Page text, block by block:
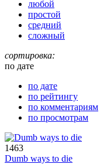
любой
простой
средний
сложный
сортировка:
по дате
по дате
по рейтингу
по комментариям
по просмотрам
1463
Dumb ways to die